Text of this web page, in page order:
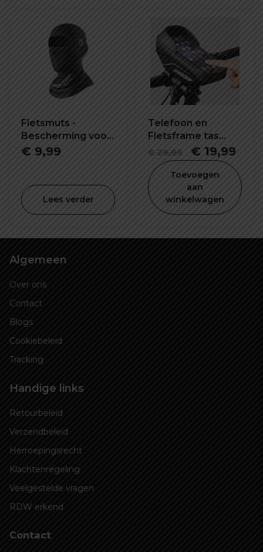
Fietsmuts -
Bescherming voor
het hele gezicht!
€ 9,99
Lees verder
Telefoon en
Fietsframe tas
waterdicht en
schokbestendig
€29,99
was:
€ 29,99.
€ 19,99
prijs
is:
€
Toevoegen
aan
winkelwagen
Algemeen
Over ons
Contact
Blogs
Cookiebeleid
Tracking
Handige links
Retourbeleid
Verzendbeleid
Herroepingsrecht
Klachtenregeling
Veelgestelde vragen
RDW erkend
Contact